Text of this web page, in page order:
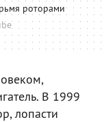
роторами
В 1999
лопасти